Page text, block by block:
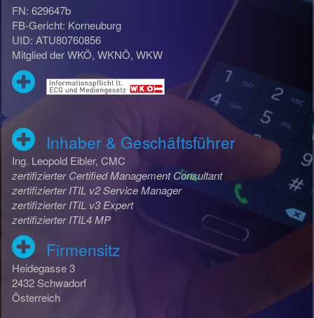
FN: 629647b
FB-Gericht: Korneuburg
UID: ATU80760856
Mitglied der WKÖ, WKNÖ, WKW
Inhaber & Geschäftsführer
Ing. Leopold Eibler, CMC
zertifizierter Certified Management Consultant
zertifizierter ITIL v2 Service Manager
zertifizierter ITIL v3 Expert
zertifizierter ITIL4 MP
Firmensitz
Heidegasse 3
2432 Schwadorf
Österreich